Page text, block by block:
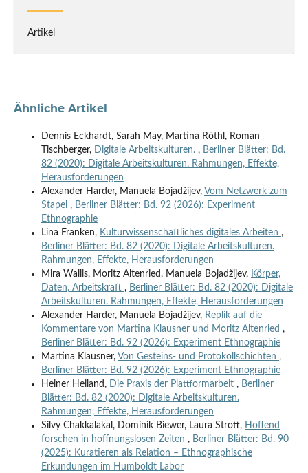
Artikel
Ähnliche Artikel
Dennis Eckhardt, Sarah May, Martina Röthl, Roman
Tischberger, Digitale Arbeitskulturen. , Berliner Blätter: Bd.
82 (2020): Digitale Arbeitskulturen. Rahmungen, Effekte,
Herausforderungen
Alexander Harder, Manuela Bojadžijev, Vom Netzwerk zum
Stapel , Berliner Blätter: Bd. 92 (2026): Experiment
Ethnographie
Lina Franken, Kulturwissenschaftliches digitales Arbeiten ,
Berliner Blätter: Bd. 82 (2020): Digitale Arbeitskulturen.
Rahmungen, Effekte, Herausforderungen
Mira Wallis, Moritz Altenried, Manuela Bojadžijev, Körper,
Daten, Arbeitskraft , Berliner Blätter: Bd. 82 (2020): Digitale
Arbeitskulturen. Rahmungen, Effekte, Herausforderungen
Alexander Harder, Manuela Bojadžijev, Replik auf die
Kommentare von Martina Klausner und Moritz Altenried ,
Berliner Blätter: Bd. 92 (2026): Experiment Ethnographie
Martina Klausner, Von Gesteins- und Protokollschichten ,
Berliner Blätter: Bd. 92 (2026): Experiment Ethnographie
Heiner Heiland, Die Praxis der Plattformarbeit , Berliner
Blätter: Bd. 82 (2020): Digitale Arbeitskulturen.
Rahmungen, Effekte, Herausforderungen
Silvy Chakkalakal, Dominik Biewer, Laura Strott, Hoffend
forschen in hoffnungslosen Zeiten , Berliner Blätter: Bd. 90
(2025): Kuratieren als Relation – Ethnographische
Erkundungen im Humboldt Labor